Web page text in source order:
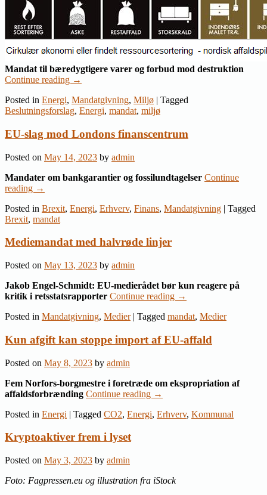
Mandat til bæredygtigere varer og forbud mod destruktion
Continue reading →
Posted in Energi, Mandatgivning, Miljø | Tagged
Beslutningsforslag, Energi, mandat, miljø
EU-slag mod Londons finanscentrum
Posted on May 14, 2023 by admin
Mandater om bankgarantier og fossilundtagelser Continue
reading →
Posted in Brexit, Energi, Erhverv, Finans, Mandatgivning | Tagged
Brexit, mandat
Mediemandat med halvrøde linjer
Posted on May 13, 2023 by admin
Jakob Engel-Schmidt: EU-medierådet bør kun reagere på
kritik i retsstatsrapporter Continue reading →
Posted in Mandatgivning, Medier | Tagged mandat, Medier
Kun afgift kan stoppe import af EU-affald
Posted on May 8, 2023 by admin
Fem Norfors-borgmestre i foretræde om ekspropriation af
affaldsforbrænding Continue reading →
Posted in Energi | Tagged CO2, Energi, Erhverv, Kommunal
Kryptoaktiver frem i lyset
Posted on May 3, 2023 by admin
Foto: Fagpressen.eu og illustration fra iStock